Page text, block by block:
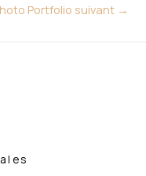
Portfolio suivant →